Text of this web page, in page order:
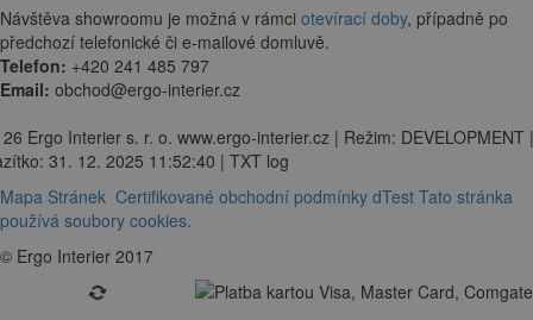
Návštěva showroomu je možná v rámci otevírací doby, případně po
předchozí telefonické či e-mailové domluvě.
Telefon: +420 241 485 797
Email: obchod@ergo-interier.cz
Ergo Interier s. r. o. www.ergo-interier.cz | Režim: DEVELOPMENT |
31. 12. 2025 11:52:40 | TXT log
Mapa Stránek Certifikované obchodní podmínky dTest Tato stránka
používá soubory cookies.
© Ergo Interier 2017